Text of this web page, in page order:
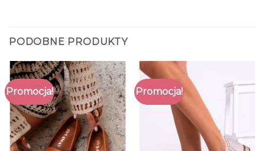
PODOBNE PRODUKTY
Promocja! Promocja!